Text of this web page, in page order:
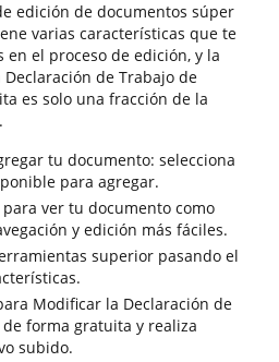
edición de documentos súper
varias características que te
el proceso de edición, y la
de Trabajo de
es solo una fracción de la
tu documento: selecciona
para agregar.
ver tu documento como
y edición más fáciles.
superior pasando el
Modificar la Declaración de
forma gratuita y realiza
subido.